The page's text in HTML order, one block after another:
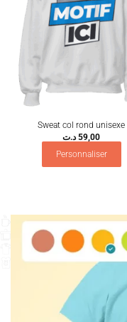
Sweat col rond unisexe
59,00 د.ت
Personnaliser